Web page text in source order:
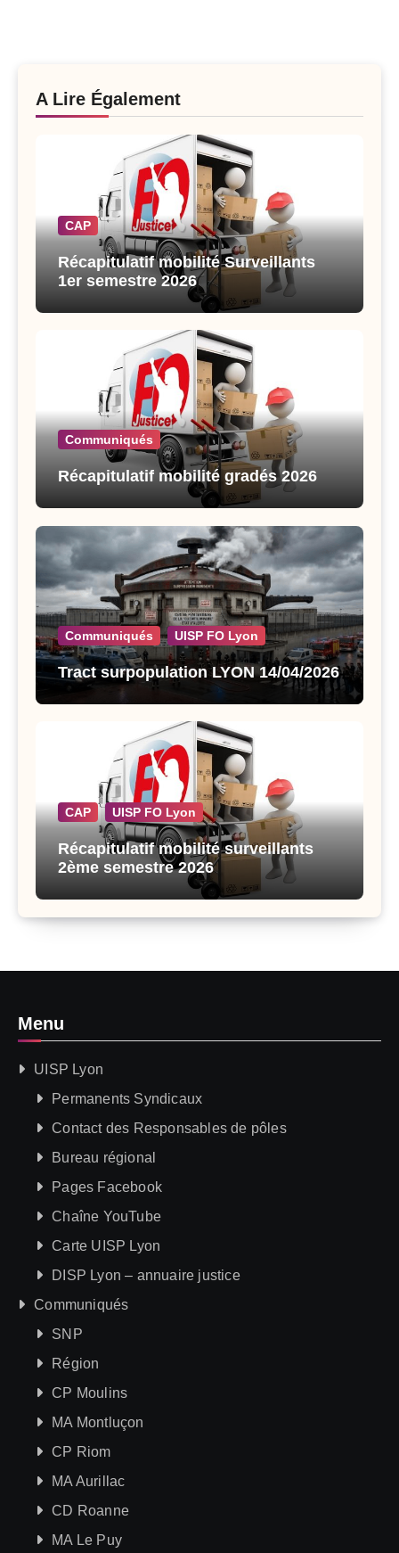
A Lire Également
CAP
Récapitulatif mobilité Surveillants
1er semestre 2026
Communiqués
Récapitulatif mobilité gradés 2026
Communiqués UISP FO Lyon
Tract surpopulation LYON 14/04/2026
CAP UISP FO Lyon
Récapitulatif mobilité surveillants
2ème semestre 2026
Menu
UISP Lyon
Permanents Syndicaux
Contact des Responsables de pôles
Bureau régional
Pages Facebook
Chaîne YouTube
Carte UISP Lyon
DISP Lyon – annuaire justice
Communiqués
SNP
Région
CP Moulins
MA Montluçon
CP Riom
MA Aurillac
CD Roanne
MA Le Puy